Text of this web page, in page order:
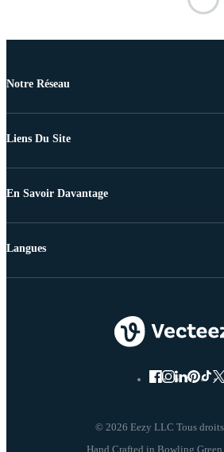
Notre Réseau
Liens Du Site
En Savoir Davantage
© 2026 Eezy LLC Tous droits
Langues